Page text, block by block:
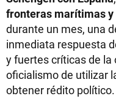
fronteras marítimas y
durante un mes, una
inmediata respuesta
y fuertes críticas de la
oficialismo de utilizar
obtener rédito político.